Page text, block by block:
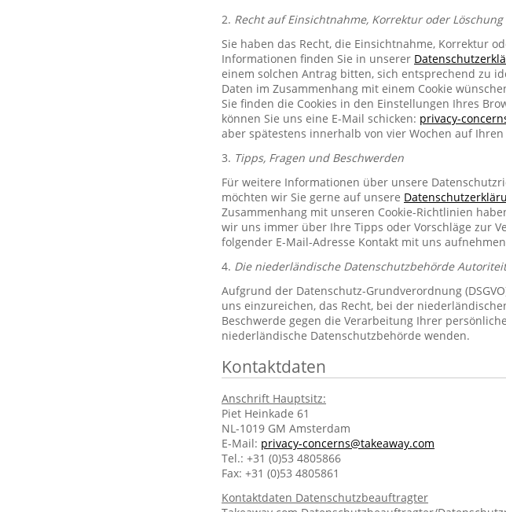
2. Recht auf Einsichtnahme, Korrektur oder
Sie haben das Recht, die Einsichtnahme, Korrektur
Informationen finden Sie in unserer
einem solchen Antrag bitten, sich entsprechend zu
Daten im Zusammenhang mit einem Cookie
Sie finden die Cookies in den Einstellungen Ihres
können Sie uns eine E-Mail schicken: privacy-
aber spätestens innerhalb von vier Wochen auf
3. Tipps, Fragen und Beschwerden
Für weitere Informationen über unsere
möchten wir Sie gerne auf unsere
Zusammenhang mit unseren Cookie-Richtlinien
wir uns immer über Ihre Tipps oder Vorschläge zur
folgender E-Mail-Adresse Kontakt mit uns
4. Die niederländische Datenschutzbehörde
Aufgrund der Datenschutz-Grundverordnung
uns einzureichen, das Recht, bei der
Beschwerde gegen die Verarbeitung Ihrer
niederländische Datenschutzbehörde wenden.
Kontaktdaten
Anschrift Hauptsitz:
Piet Heinkade 61
NL-1019 GM Amsterdam
E-Mail: privacy-concerns@takeaway.com
Tel.: +31 (0)53 4805866
Fax: +31 (0)53 4805861
Kontaktdaten Datenschutzbeauftragter